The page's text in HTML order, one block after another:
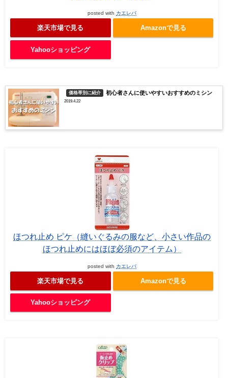
posted with カエレバ
楽天市場で見る Amazonで見る
Yahooショッピング
価格帯別に紹介 初心者さんに使いやすいおすすめのミシン
2019.4.22
ほつれ止め ピケ（縫いぐるみの服など、小さい作品の
ほつれ止めにはほぼ必須のアイテム）
posted with カエレバ
楽天市場で見る Amazonで見る
Yahooショッピング